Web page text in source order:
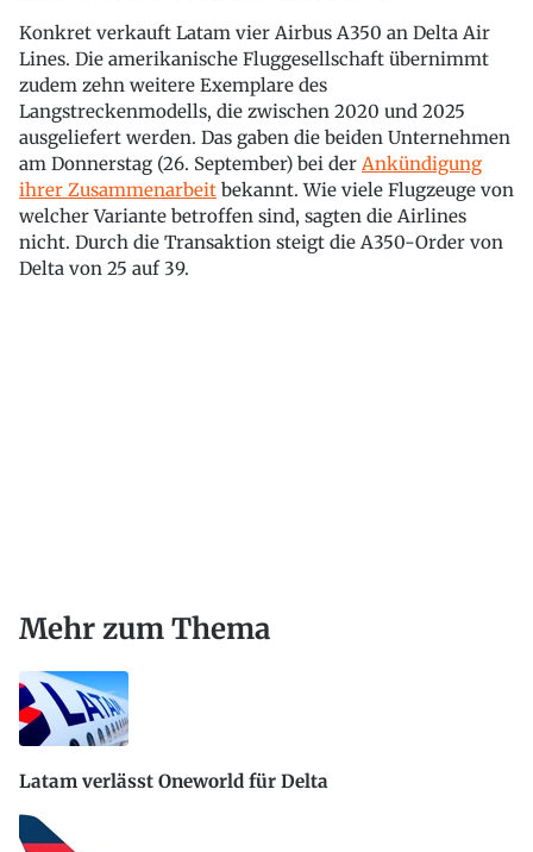
Konkret verkauft Latam vier Airbus A350 an Delta Air
Lines. Die amerikanische Fluggesellschaft übernimmt
zudem zehn weitere Exemplare des
Langstreckenmodells, die zwischen 2020 und 2025
ausgeliefert werden. Das gaben die beiden Unternehmen
am Donnerstag (26. September) bei der Ankündigung
ihrer Zusammenarbeit bekannt. Wie viele Flugzeuge von
welcher Variante betroffen sind, sagten die Airlines
nicht. Durch die Transaktion steigt die A350-Order von
Delta von 25 auf 39.
Mehr zum Thema
Latam verlässt Oneworld für Delta